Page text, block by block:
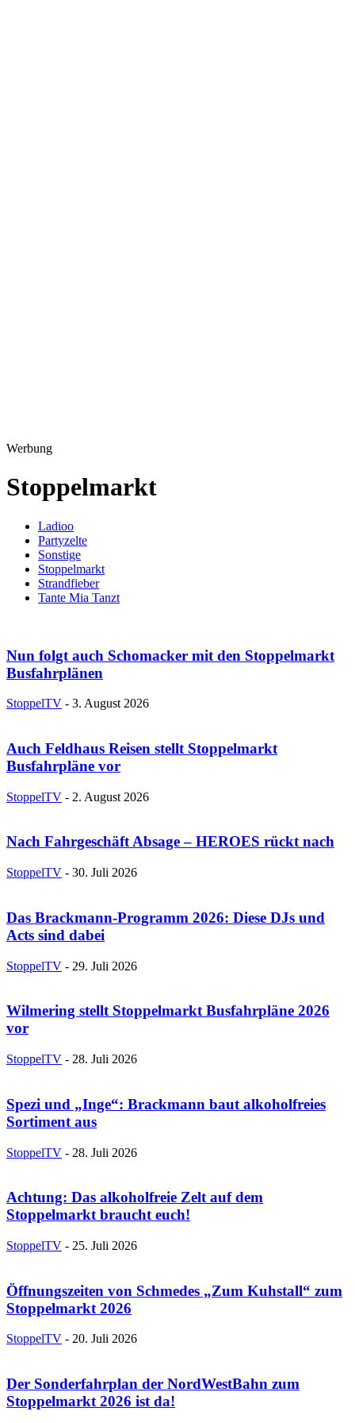
Werbung
Stoppelmarkt
Ladioo
Partyzelte
Sonstige
Stoppelmarkt
Strandfieber
Tante Mia Tanzt
Nun folgt auch Schomacker mit den Stoppelmarkt
Busfahrplänen
StoppelTV - 3. August 2026
Auch Feldhaus Reisen stellt Stoppelmarkt
Busfahrpläne vor
StoppelTV - 2. August 2026
Nach Fahrgeschäft Absage – HEROES rückt nach
StoppelTV - 30. Juli 2026
Das Brackmann-Programm 2026: Diese DJs und
Acts sind dabei
StoppelTV - 29. Juli 2026
Wilmering stellt Stoppelmarkt Busfahrpläne 2026
vor
StoppelTV - 28. Juli 2026
Spezi und „Inge“: Brackmann baut alkoholfreies
Sortiment aus
StoppelTV - 28. Juli 2026
Achtung: Das alkoholfreie Zelt auf dem
Stoppelmarkt braucht euch!
StoppelTV - 25. Juli 2026
Öffnungszeiten von Schmedes „Zum Kuhstall“ zum
Stoppelmarkt 2026
StoppelTV - 20. Juli 2026
Der Sonderfahrplan der NordWestBahn zum
Stoppelmarkt 2026 ist da!